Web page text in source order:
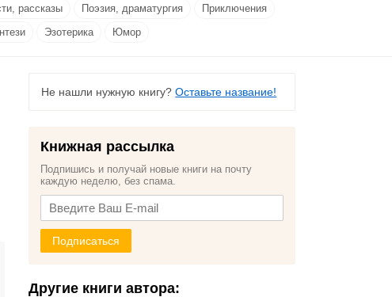
рассказы Поэзия, драматургия
Приключения
Эзотерика Юмор
Не нашли нужную книгу?Оставьте название!
Книжная рассылка
Подпишись и получай новые книги на почту
каждую неделю, без спама.
Подписаться
Другие книги автора: